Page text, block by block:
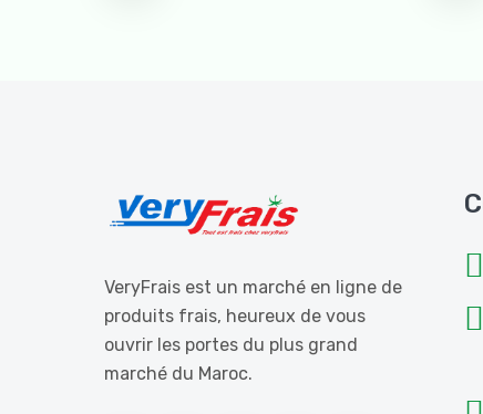
VeryFrais est un marché en ligne de
produits frais, heureux de vous
ouvrir les portes du plus grand
marché du Maroc.